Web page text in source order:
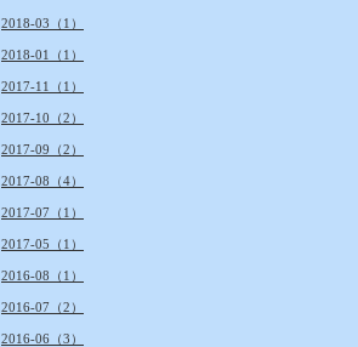
2018-03（1）
2018-01（1）
2017-11（1）
2017-10（2）
2017-09（2）
2017-08（4）
2017-07（1）
2017-05（1）
2016-08（1）
2016-07（2）
2016-06（3）